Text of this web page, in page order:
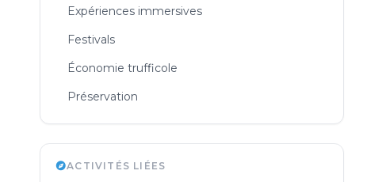
Expériences immersives
Festivals
Économie trufficole
Préservation
ACTIVITÉS LIÉES